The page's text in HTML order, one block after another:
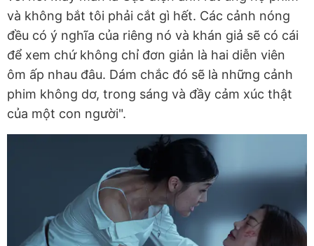
và không bắt tôi phải cắt gì hết. Các cảnh nóng
đều có ý nghĩa của riêng nó và khán giả sẽ có cái
để xem chứ không chỉ đơn giản là hai diễn viên
ôm ấp nhau đâu. Dám chắc đó sẽ là những cảnh
phim không dơ, trong sáng và đầy cảm xúc thật
của một con người".